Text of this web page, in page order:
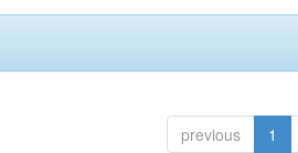
previous 1